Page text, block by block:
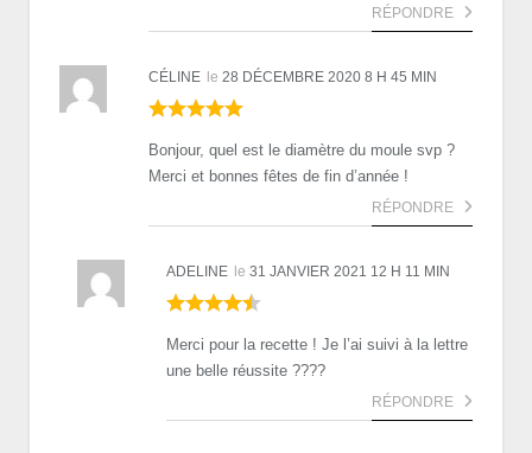
RÉPONDRE
CÉLINE le 28 DÉCEMBRE 2020 8 H 45 MIN
Bonjour, quel est le diamètre du moule svp ?
Merci et bonnes fêtes de fin d’année !
RÉPONDRE
ADELINE le 31 JANVIER 2021 12 H 11 MIN
Merci pour la recette ! Je l’ai suivi à la lettre
une belle réussite ????
RÉPONDRE